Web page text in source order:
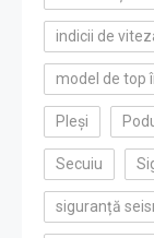
indicii de
model de top
Pleși
Secuiu
siguranță